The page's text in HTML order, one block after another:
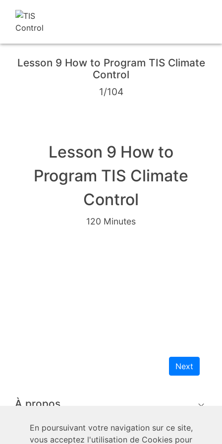
Lesson 9 How to Program TIS Climate
Control
1/104
Lesson 9 How to
Program TIS Climate
Control
120 Minutes
Next
À propos
techniciens
En poursuivant votre navigation sur ce site,
vous acceptez l'utilisation de Cookies pour